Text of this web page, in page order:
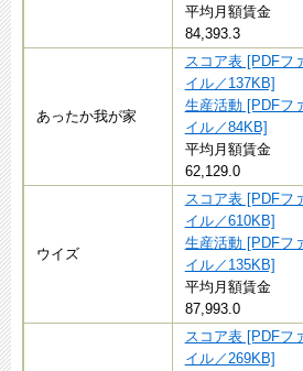
平均月額賃金
84,393.3
あったか我が家
スコア表 [PDFフ
イル／137KB]
生産活動 [PDFフ
イル／84KB]
平均月額賃金
62,129.0
ウイズ
スコア表 [PDFフ
イル／610KB]
生産活動 [PDFフ
イル／135KB]
平均月額賃金
87,993.0
スコア表 [PDFフ
イル／269KB]